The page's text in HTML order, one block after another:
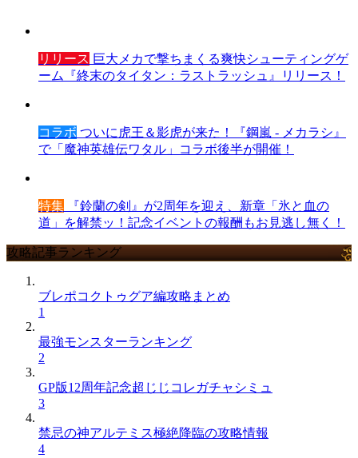
リリース 巨大メカで撃ちまくる爽快シューティングゲ
ーム『終末のタイタン：ラストラッシュ』リリース！
コラボ ついに虎王＆影虎が来た！『鋼嵐 - メカラシ』
で「魔神英雄伝ワタル」コラボ後半が開催！
特集 『鈴蘭の剣』が2周年を迎え、新章「氷と血の
道」を解禁ッ！記念イベントの報酬もお見逃し無く！
攻略記事ランキング
ブレポコクトゥグア編攻略まとめ
1
最強モンスターランキング
2
GP版12周年記念超じじコレガチャシミュ
3
禁忌の神アルテミス極絶降臨の攻略情報
4